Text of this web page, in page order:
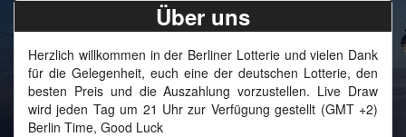
Über uns
Herzlich willkommen in der Berliner Lotterie und vielen Dank
für die Gelegenheit, euch eine der deutschen Lotterie, den
besten Preis und die Auszahlung vorzustellen. Live Draw
wird jeden Tag um 21 Uhr zur Verfügung gestellt (GMT +2)
Berlin Time, Good Luck